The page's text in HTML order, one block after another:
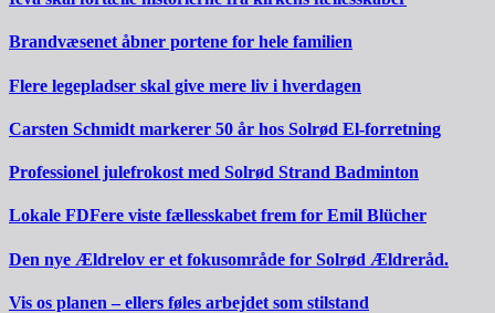
Brandvæsenet åbner portene for hele familien
Flere legepladser skal give mere liv i hverdagen
Carsten Schmidt markerer 50 år hos Solrød El-forretning
Professionel julefrokost med Solrød Strand Badminton
Lokale FDFere viste fællesskabet frem for Emil Blücher
Den nye Ældrelov er et fokusområde for Solrød Ældreråd.
Vis os planen – ellers føles arbejdet som stilstand